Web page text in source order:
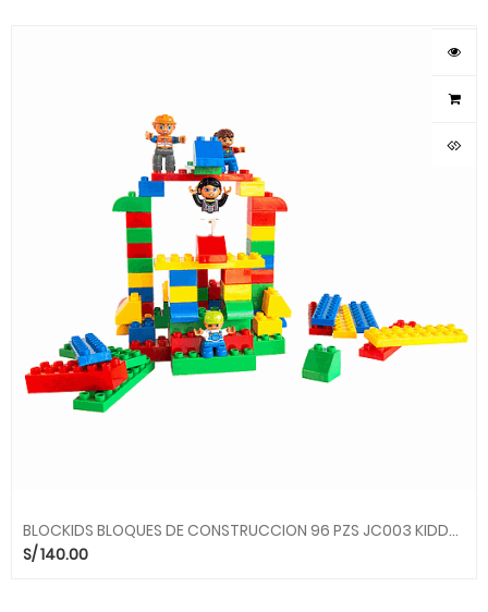
BLOCKIDS BLOQUES DE CONSTRUCCION 96 PZS JC003 KIDDYS HOUSE
S/140.00